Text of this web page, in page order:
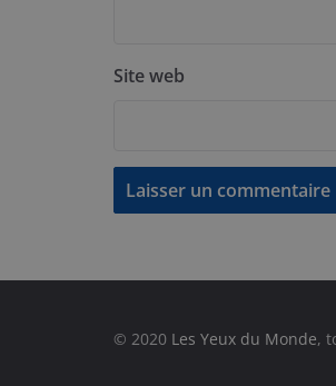
Site web
© 2020 Les Yeux du Monde,